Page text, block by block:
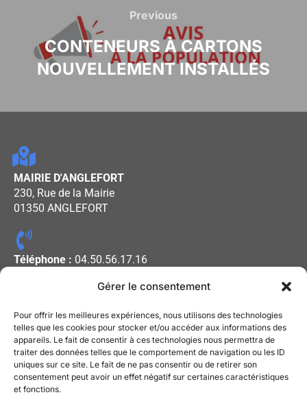
Gérer le consentement
Pour offrir les meilleures expériences, nous utilisons des technologies
telles que les cookies pour stocker et/ou accéder aux informations des
appareils. Le fait de consentir à ces technologies nous permettra de
traiter des données telles que le comportement de navigation ou les ID
uniques sur ce site. Le fait de ne pas consentir ou de retirer son
consentement peut avoir un effet négatif sur certaines caractéristiques
et fonctions.
Previous
CONTENEURS À CARTONS
NOUVELLEMENT INSTALLÉS
MAIRIE D'ANGLEFORT
230, Rue de la Mairie
01350 ANGLEFORT
Téléphone : 04.50.56.17.16
Horaires d'ouverture :
Lundi - Mercredi - Vendredi : De
08h00 à 12h00
Mardi - Jeudi : De 13h30 à 17h30